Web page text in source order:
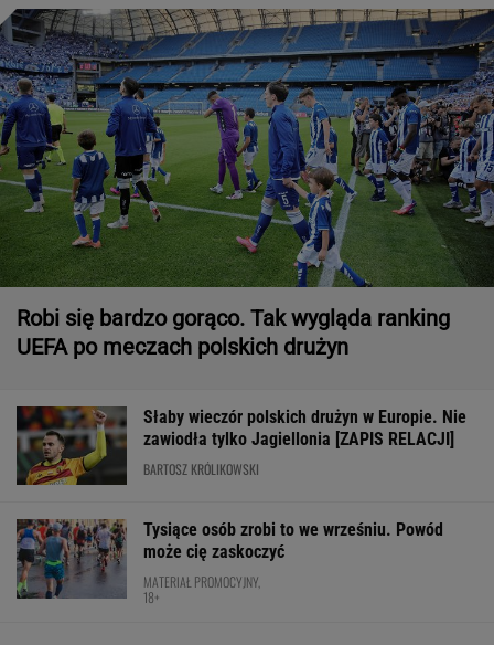
Robi się bardzo gorąco. Tak wygląda ranking
UEFA po meczach polskich drużyn
Słaby wieczór polskich drużyn w Europie. Nie
zawiodła tylko Jagiellonia [ZAPIS RELACJI]
BARTOSZ KRÓLIKOWSKI
Tysiące osób zrobi to we wrześniu. Powód
może cię zaskoczyć
MATERIAŁ PROMOCYJNY,
18+